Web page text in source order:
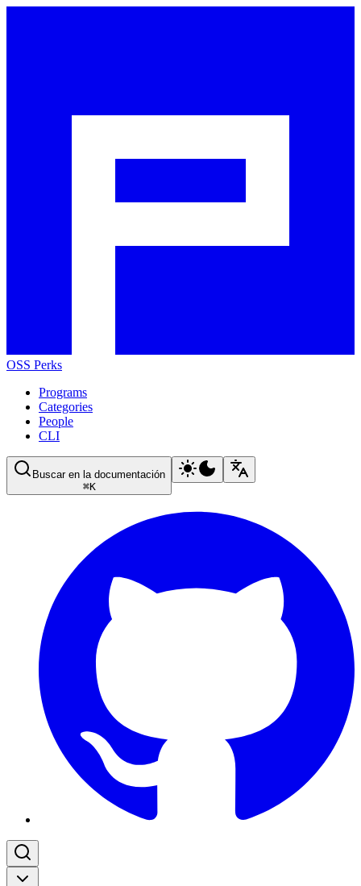
OSS Perks
Programs
Categories
People
CLI
Buscar en la documentación
⌘K